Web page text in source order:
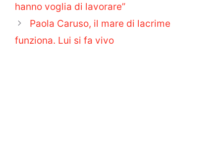
hanno voglia di lavorare”
Paola Caruso, il mare di lacrime
funziona. Lui si fa vivo